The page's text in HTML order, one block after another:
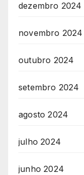
dezembro 2024
novembro 2024
outubro 2024
setembro 2024
agosto 2024
julho 2024
junho 2024